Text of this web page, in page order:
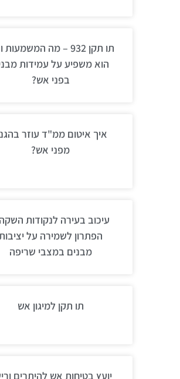
תו תקן 932 – מה
הוא משפיע על עמידות
בפני אש?
איך איטום ממ"ד עוזר
מפני אש?
עיכוב בעירה לנקודות
הפתרון לשמירה על יציבות
מבנים במצבי שריפה
תו תקן למיגון אש
יועץ בטיחות אש להיתרים